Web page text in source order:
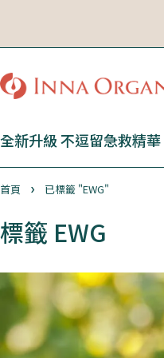
全新升級 不逗留急救精華
首頁 已標籤 "EWG"
標籤 EWG